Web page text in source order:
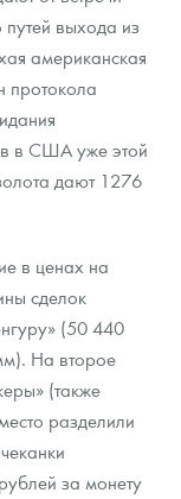
выхода из
американская
протокола
в США уже этой
дают 1276
в ценах на
сделок
(50 440
На второе
(также
разделили
за монету